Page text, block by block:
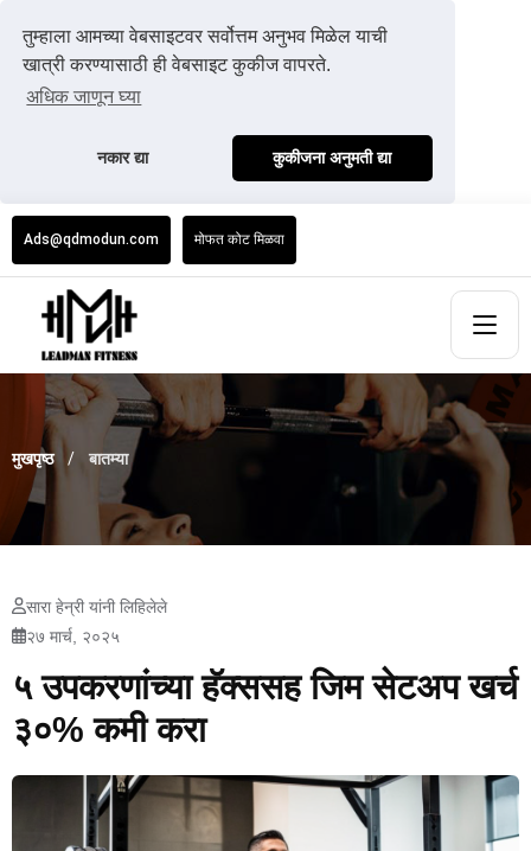
तुम्हाला आमच्या वेबसाइटवर सर्वोत्तम अनुभव मिळेल याची
खात्री करण्यासाठी ही वेबसाइट कुकीज वापरते.
अधिक जाणून घ्या
नकार द्या कुकीजना अनुमती द्या
Ads@qdmodun.com मोफत कोट मिळवा
मुखपृष्ठ बातम्या
सारा हेन्री यांनी लिहिलेले
२७ मार्च, २०२५
५ उपकरणांच्या हॅक्ससह जिम सेटअप खर्च
३०% कमी करा